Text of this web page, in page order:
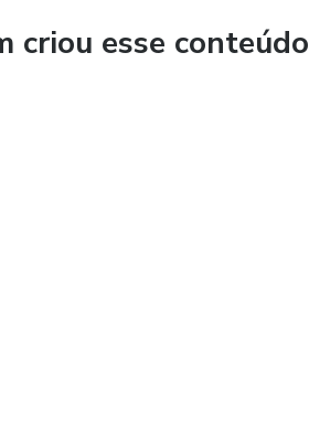
criou esse conteúdo